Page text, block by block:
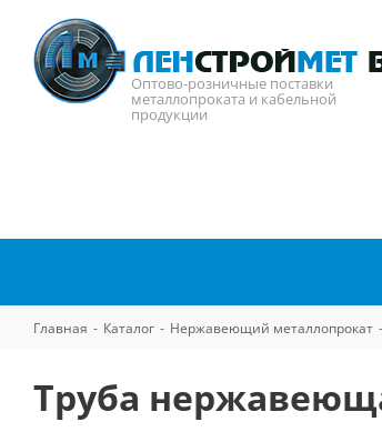
Оптово-розничные поставки
металлопроката и кабельной
продукции
Главная - Каталог - Нержавеющий металлопрокат -
Труба